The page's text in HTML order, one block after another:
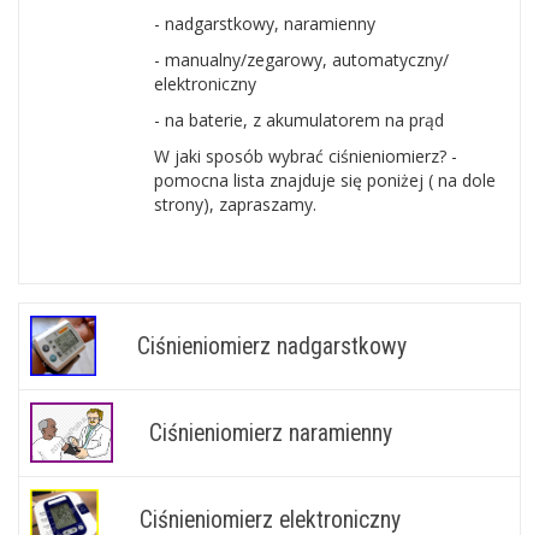
- nadgarstkowy, naramienny
- manualny/zegarowy, automatyczny/
elektroniczny
- na baterie, z akumulatorem na prąd
W jaki sposób wybrać ciśnieniomierz? -
pomocna lista znajduje się poniżej ( na dole
strony), zapraszamy.
Ciśnieniomierz nadgarstkowy
Ciśnieniomierz naramienny
Ciśnieniomierz elektroniczny